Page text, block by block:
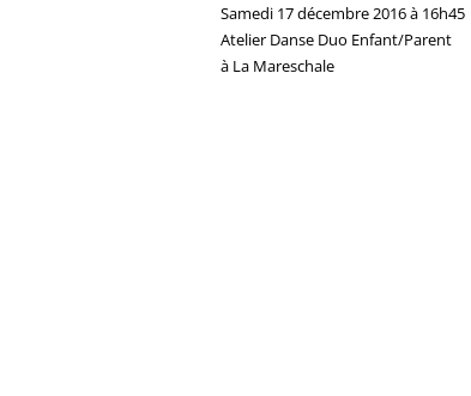
Samedi 17 décembre 2016 à 16h45
Atelier Danse Duo Enfant/Parent
à La Mareschale